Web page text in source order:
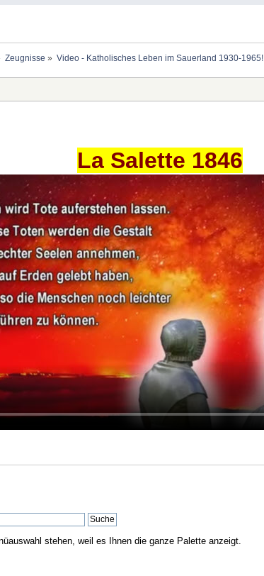
Zeugnisse » Video - Katholisches Leben im Sauerland 1930-1965!
La Salette 1846
stehen, weil es Ihnen die ganze Palette anzeigt.